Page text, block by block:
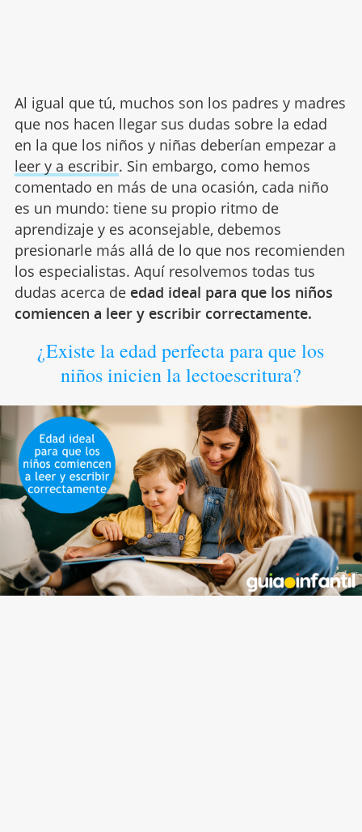
Al igual que tú, muchos son los padres y madres
que nos hacen llegar sus dudas sobre la edad
en la que los niños y niñas deberían empezar a
leer y a escribir. Sin embargo, como hemos
comentado en más de una ocasión, cada niño
es un mundo: tiene su propio ritmo de
aprendizaje y es aconsejable, debemos
presionarle más allá de lo que nos recomienden
los especialistas. Aquí resolvemos todas tus
dudas acerca de edad ideal para que los niños
comiencen a leer y escribir correctamente.
¿Existe la edad perfecta para que los
niños inicien la lectoescritura?